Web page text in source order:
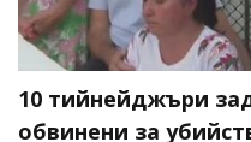
10 тийнейджъри
обвинени за